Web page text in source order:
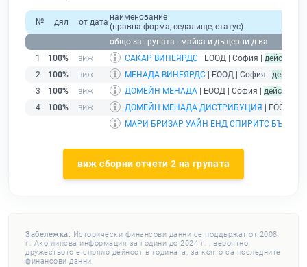
№ дял от дата наименование
(правна форма, седалище, статус)
общо за групата - майка и дъщерни д-ва
1
100% САКАР ВИНЕЯРДС | ЕООД | София | действащ
2
100% МЕНАДА ВИНЕЯРДС | ЕООД | София |
3
100% ДОМЕЙН МЕНАДА | ЕООД | София | действащ
4
100% ДОМЕЙН МЕНАДА ДИСТРИБУЦИЯ
| ЕООД |
МАРИ БРИЗАР УАЙН ЕНД СПИРИТС
виж сборни отчети 2 на групата
Забележка: Исторически финансови данни се поддържат от 2008
г. Ако липсва информация за години до 2024 г. , вероятно
дружеството е спряло дейност в годината, за която са последните
финансови данни.